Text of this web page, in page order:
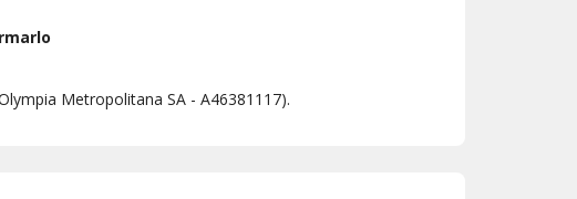
Metropolitana SA - A46381117).